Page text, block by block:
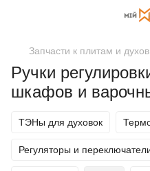
Запчасти к плитам и
Ручки
шкафов и
ТЭНы для духовок
Регуляторы и